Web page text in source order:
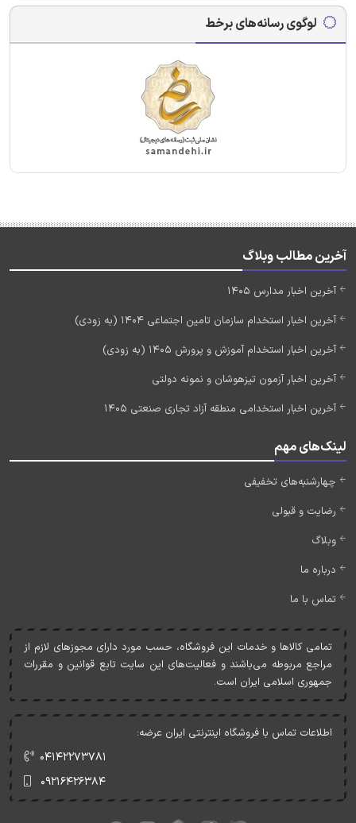
لوگوی رسانه‌های برخط
آخرین مطالب وبلاگ
آخرین اخبار مدارس 1405
آخرین اخبار استخدام سازمان تامین اجتماعی 1404 (به زودی)
آخرین اخبار استخدام آموزش و پرورش 1405 (به زودی)
آخرین اخبار آزمون تیزهوشان و نمونه دولتی
آخرین اخبار استخدامی منطقه آزاد تجاری صنعتی 1405
لینک‌های مهم
چهارشنبه‌های تخفیفی
رضایت و قبولی
وبلاگ
درباره ما
تماس با ما
تمامی کالاها و خدمات اين فروشگاه، حسب مورد دارای مجوزهای لازم از
مراجع مربوطه می‌باشند و فعاليت‌های اين سايت تابع قوانين و مقررات
جمهوری اسلامی ايران است.
اطلاعات تماس با فروشگاه اینترنتی ایران عرضه:
۰۴۱۴۲۲۷۳۷۸۱
۰۹۲۱۶۴۲۶۳۸۴